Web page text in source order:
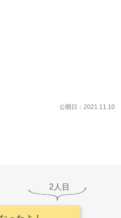
公開日：2021.11.10
2